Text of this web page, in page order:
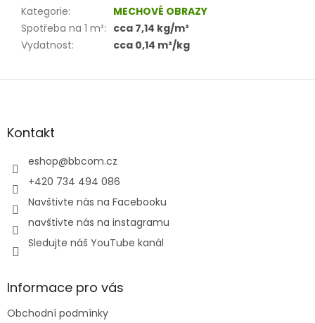
Kategorie:
MECHOVÉ OBRAZY
Spotřeba na 1 m²: cca 7,14 kg/m²
Vydatnost: cca 0,14 m²/kg
Z
aKontakt
eshop@bbcom.cz
+420 734 494 086
Navštivte nás na Facebooku
navštivte nás na instagramu
Sledujte náš YouTube kanál
Informace pro vás
Obchodní podmínky